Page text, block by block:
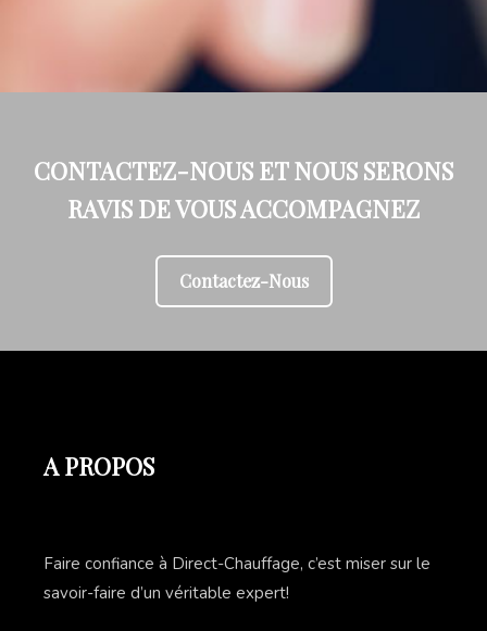
CONTACTEZ-NOUS ET NOUS SERONS
RAVIS DE VOUS ACCOMPAGNEZ
Contactez-Nous
A PROPOS
Faire confiance à Direct-Chauffage, c’est miser sur le
savoir-faire d’un véritable expert!